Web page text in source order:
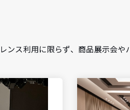
ンス利用に限らず、商品展示会